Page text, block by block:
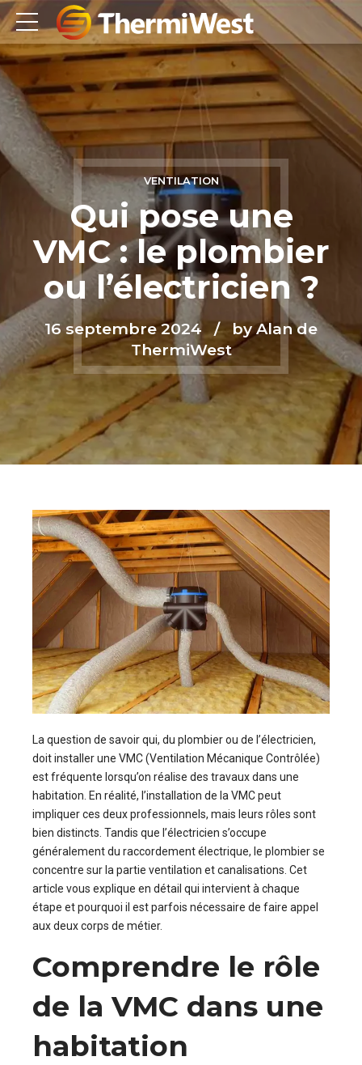
VENTILATION
Qui pose une
VMC : le plombier
ou l’électricien ?
16 septembre 2024
by Alan de
ThermiWest
La question de savoir qui, du plombier ou de l’électricien,
doit installer une VMC (Ventilation Mécanique Contrôlée)
est fréquente lorsqu’on réalise des travaux dans une
habitation. En réalité, l’installation de la VMC peut
impliquer ces deux professionnels, mais leurs rôles sont
bien distincts. Tandis que l’électricien s’occupe
généralement du raccordement électrique, le plombier se
concentre sur la partie ventilation et canalisations. Cet
article vous explique en détail qui intervient à chaque
étape et pourquoi il est parfois nécessaire de faire appel
aux deux corps de métier.
Comprendre le rôle
de la VMC dans une
habitation